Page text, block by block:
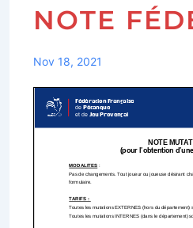
NOTE
Nov 18, 2021